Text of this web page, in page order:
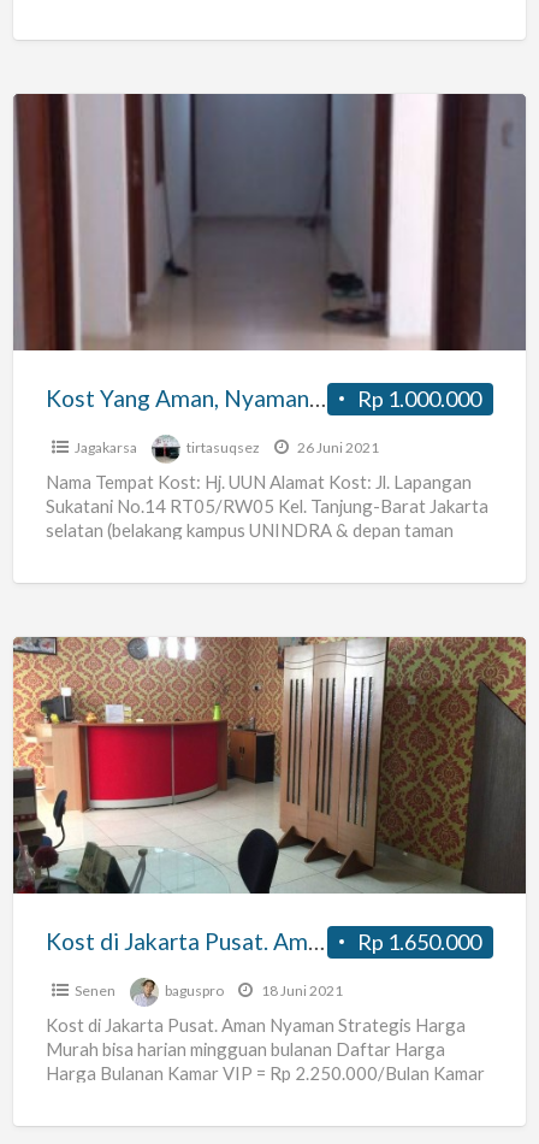
Nyaman,
Rp 1.000.000
Kost Yang Aman, Nyaman, dan Strategis
Jagakarsa tirtasuqsez 26 Juni 2021
Nama Tempat Kost: Hj. UUN Alamat Kost: Jl. Lapangan
Sukatani No.14 RT05/RW05 Kel. Tanjung-Barat Jakarta
selatan (belakang kampus UNINDRA & depan taman
Kost
di
Jakarta
Pusat.
Aman
Nyaman
Rp 1.650.000
Kost di Jakarta Pusat. Aman Nyaman
Senen baguspro 18 Juni 2021
Kost di Jakarta Pusat. Aman Nyaman Strategis Harga
Murah bisa harian mingguan bulanan Daftar Harga
Harga Bulanan Kamar VIP = Rp 2.250.000/Bulan Kamar